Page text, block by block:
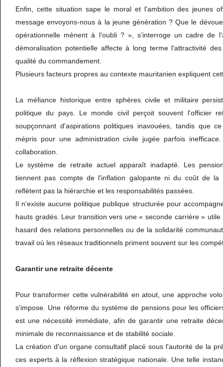
Enfin, cette situation sape le moral et l'ambition des jeunes
message envoyons-nous à la jeune génération ? Que le
opérationnelle mènent à l'oubli ? », s’interroge un cadre de
démoralisation potentielle affecte à long terme l'attractivité
qualité du commandement.
Plusieurs facteurs propres au contexte mauritanien expliquent
La méfiance historique entre sphères civile et militaire
politique du pays. Le monde civil perçoit souvent l'officier
soupçonnant d'aspirations politiques inavouées, tandis que
mépris pour une administration civile jugée parfois
collaboration.
Le système de retraite actuel apparaît inadapté. Les
tiennent pas compte de l'inflation galopante ni du coût de
reflètent pas la hiérarchie et les responsabilités passées.
Il n'existe aucune politique publique structurée pour
hauts gradés. Leur transition vers une « seconde carrière »
hasard des relations personnelles ou de la solidarité
travail où les réseaux traditionnels priment souvent sur les
Garantir une retraite décente
Pour transformer cette vulnérabilité en atout, une approche
s'impose. Une réforme du système de pensions pour les
est une nécessité immédiate, afin de garantir une retraite
minimale de reconnaissance et de stabilité sociale.
La création d'un organe consultatif placé sous l'autorité de la
ces experts à la réflexion stratégique nationale. Une telle